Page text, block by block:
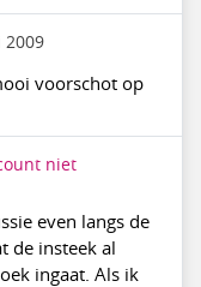
2009
voorschot op
niet
even langs de
de insteek al
ingaat. Als ik